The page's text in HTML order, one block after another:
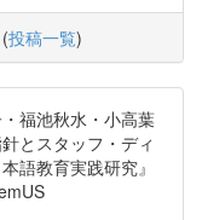
(投稿一覧)
福池秋水・小高葉
とスタッフ・ディ
語教育実践研究』